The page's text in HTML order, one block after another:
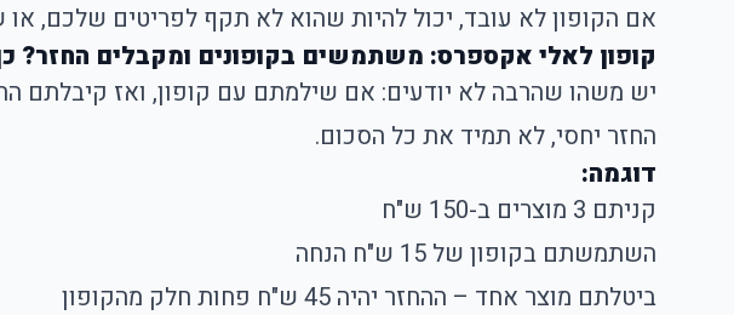
אם הקופון לא עובד, יכול להיות שהוא לא תקף לפריטים שלכם,
קופון לאלי אקספרס: משתמשים בקופונים ומקבלים החזר?
יש משהו שהרבה לא יודעים: אם שילמתם עם קופון, ואז קיבלתם
החזר יחסי, לא תמיד את כל הסכום.
דוגמה:
קניתם 3 מוצרים ב-150 ש"ח
השתמשתם בקופון של 15 ש"ח הנחה
ביטלתם מוצר אחד – ההחזר יהיה 45 ש"ח פחות חלק מהקופון